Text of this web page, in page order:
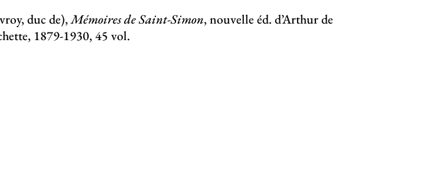
duc de),Mémoires de Saint-Simon, nouvelle éd. d’Arthur de
1879-1930, 45 vol.